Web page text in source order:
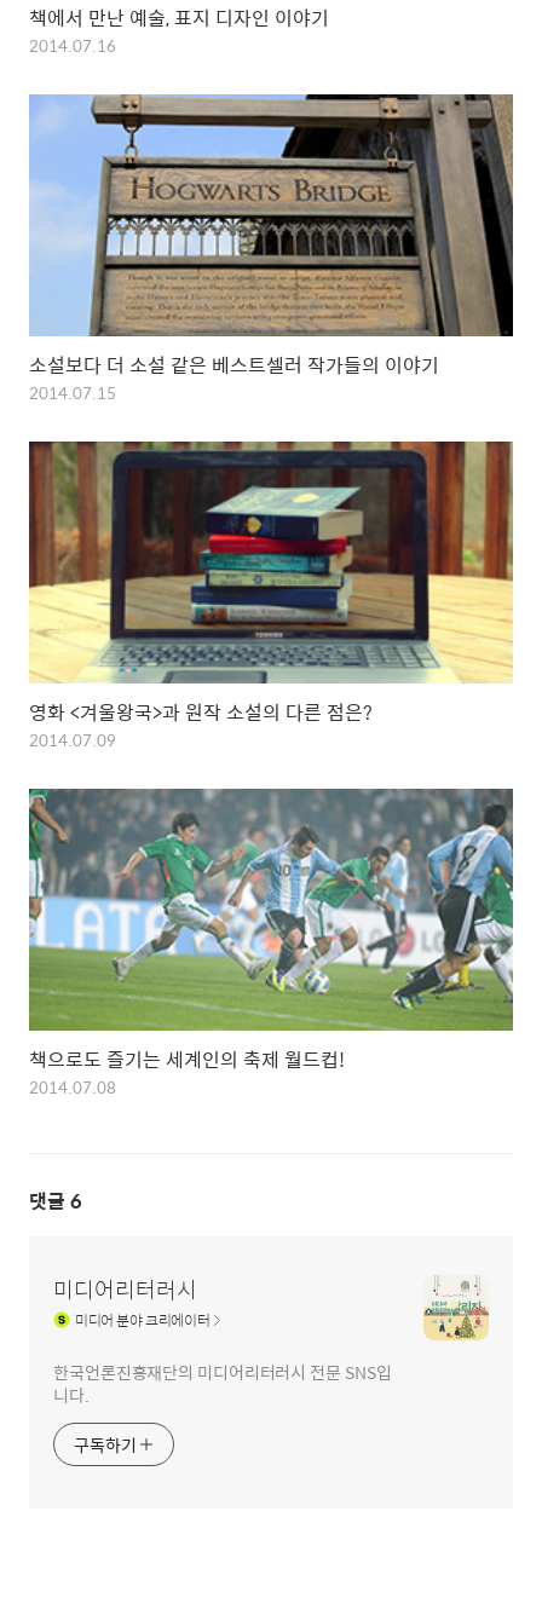
책에서 만난 예술, 표지 디자인 이야기
2014.07.16
소설보다 더 소설 같은 베스트셀러 작가들의 이야기
2014.07.15
영화 <겨울왕국>과 원작 소설의 다른 점은?
2014.07.09
책으로도 즐기는 세계인의 축제 월드컵!
2014.07.08
댓글 6
미디어리터러시
미디어분야 크리에이터
한국언론진흥재단의 미디어리터러시 전문 SNS입
니다.
구독하기